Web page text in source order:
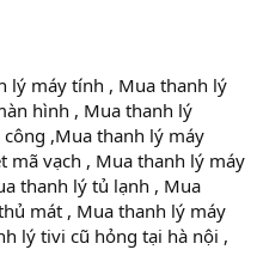
lý máy tính , Mua thanh lý
hình , Mua thanh lý
,Mua thanh lý máy
mã vạch , Mua thanh lý máy
thanh lý tủ lạnh , Mua
mát , Mua thanh lý máy
lý tivi cũ hỏng tại hà nội ,